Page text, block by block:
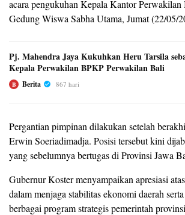
acara pengukuhan Kepala Kantor
Gedung Wiswa Sabha Utama, Jumat (22/05/
Pj. Mahendra Jaya Kukuhkan Heru Tarsila
Kepala Perwakilan BPKP Perwakilan Bali
B Berita 867 hari
Pergantian pimpinan dilakukan setelah
Erwin Soeriadimadja. Posisi tersebut kini
yang sebelumnya bertugas di Provinsi Jawa
Gubernur Koster menyampaikan apresiasi
dalam menjaga stabilitas ekonomi daerah
berbagai program strategis pemerintah